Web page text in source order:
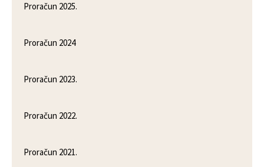
Proračun 2025.
Proračun 2024
Proračun 2023.
Proračun 2022.
Proračun 2021.